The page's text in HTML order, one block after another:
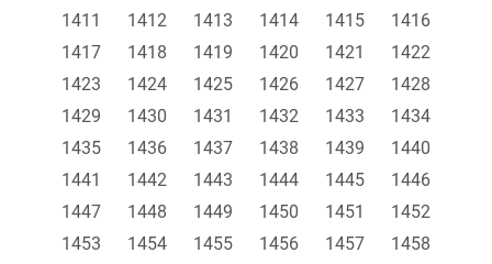
1411
1412 1413 1414 1415
1416
1417
1418 1419 1420 1421
1422
1423
1424 1425 1426 1427
1428
1429
1430 1431 1432 1433
1434
1435
1436 1437 1438 1439
1440
1441
1442 1443 1444 1445
1446
1447
1448 1449 1450 1451
1452
1453
1454 1455 1456 1457
1458